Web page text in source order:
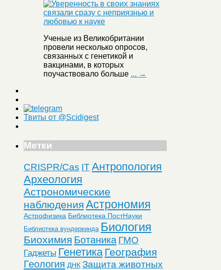
Ученые из Великобритании
провели несколько опросов,
связанных с генетикой и
вакцинами, в которых
поучаствовало больше ... →
Твиты от @Scidigest
Метки
CRISPR/Cas ITАнтропология
Археология
Астрономические
наблюдения Астрономия
Астрофизика Библиотека ПостНауки
Библиотека вундеркинда Биология
Биохимия Ботаника ГМО
Гаджеты Генетика География
Геология ДНК Защита животных